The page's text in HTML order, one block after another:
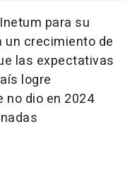
para su
un crecimiento de
las expectativas
logre
no dio en 2024